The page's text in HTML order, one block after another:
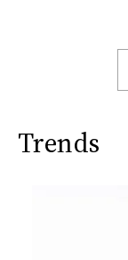
Trends